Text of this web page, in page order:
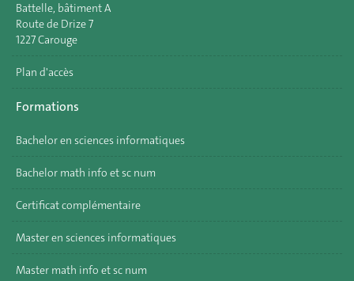
Battelle, bâtiment A
Route de Drize 7
1227 Carouge
Plan d'accès
Formations
Bachelor en sciences informatiques
Bachelor math info et sc num
Certificat complémentaire
Master en sciences informatiques
Master math info et sc num